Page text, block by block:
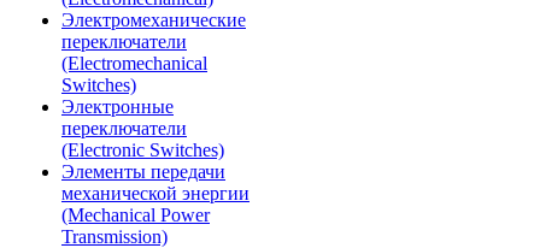
Электромеханические
переключатели
(Electromechanical
Switches)
Электронные
переключатели
(Electronic Switches)
Элементы передачи
механической энергии
(Mechanical Power
Transmission)